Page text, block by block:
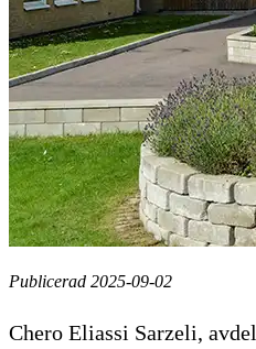
Publicerad 2025-09-02
Chero Eliassi Sarzeli,